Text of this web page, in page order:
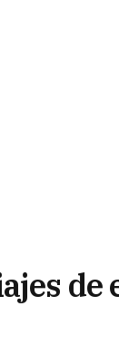
de